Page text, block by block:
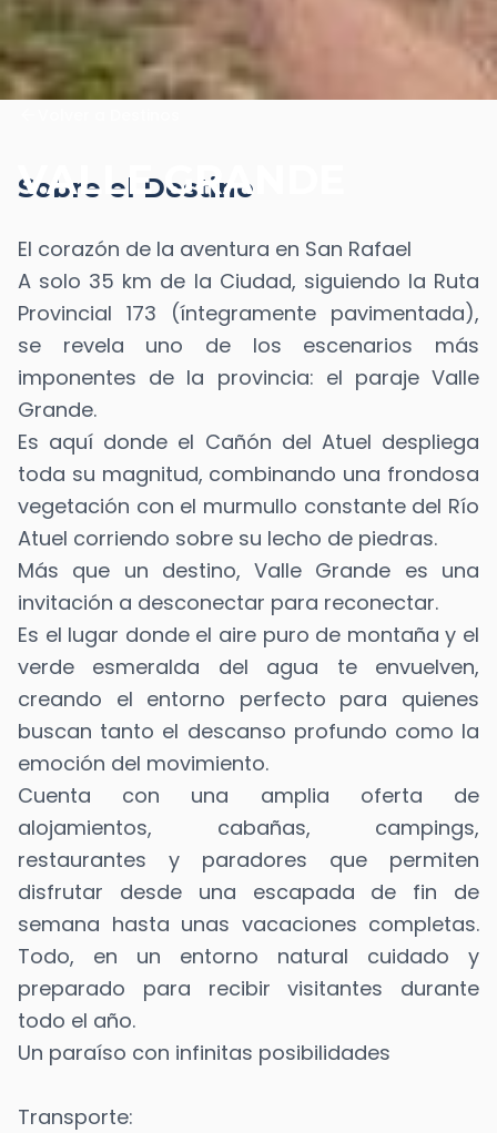
VALLE GRANDE
Sobre el Destino
El corazón de la aventura en San Rafael
A solo 35 km de la Ciudad, siguiendo la Ruta
Provincial 173 (íntegramente pavimentada),
se revela uno de los escenarios más
imponentes de la provincia: el paraje Valle
Grande.
Es aquí donde el Cañón del Atuel despliega
toda su magnitud, combinando una frondosa
vegetación con el murmullo constante del Río
Atuel corriendo sobre su lecho de piedras.
Más que un destino, Valle Grande es una
invitación a desconectar para reconectar.
Es el lugar donde el aire puro de montaña y el
verde esmeralda del agua te envuelven,
creando el entorno perfecto para quienes
buscan tanto el descanso profundo como la
emoción del movimiento.
Cuenta con una amplia oferta de
alojamientos, cabañas, campings,
restaurantes y paradores que permiten
disfrutar desde una escapada de fin de
semana hasta unas vacaciones completas.
Todo, en un entorno natural cuidado y
preparado para recibir visitantes durante
todo el año.
Un paraíso con infinitas posibilidades
Transporte: